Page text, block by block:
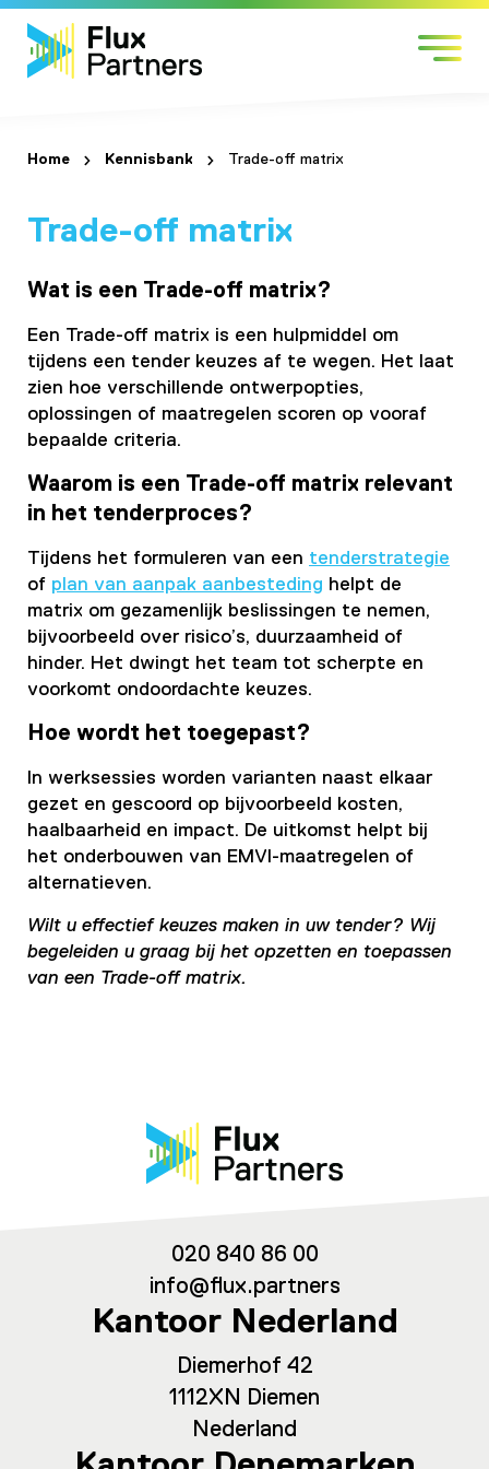
Skip
to
content
Markten
Expertises
Over Flux
Home Kennisbank Trade-off matrix
Trade-off matrix
Wat is een Trade-off matrix?
Een Trade-off matrix is een hulpmiddel om
tijdens een tender keuzes af te wegen. Het laat
zien hoe verschillende ontwerpopties,
oplossingen of maatregelen scoren op vooraf
bepaalde criteria.
Waarom is een Trade-off matrix relevant
in het tenderproces?
Tijdens het formuleren van een tenderstrategie
of plan van aanpak aanbesteding helpt de
matrix om gezamenlijk beslissingen te nemen,
bijvoorbeeld over risico’s, duurzaamheid of
hinder. Het dwingt het team tot scherpte en
voorkomt ondoordachte keuzes.
Hoe wordt het toegepast?
In werksessies worden varianten naast elkaar
gezet en gescoord op bijvoorbeeld kosten,
haalbaarheid en impact. De uitkomst helpt bij
het onderbouwen van EMVI-maatregelen of
alternatieven.
Wilt u effectief keuzes maken in uw tender? Wij
begeleiden u graag bij het opzetten en toepassen
van een Trade-off matrix.
020 840 86 00
info@flux.partners
Kantoor Nederland
Diemerhof 42
1112XN Diemen
Nederland